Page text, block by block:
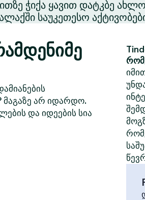
ჭიქა ყავით დატკბე
საუკეთესო
მაგაზე არ იდარდო.
და იდეების სია